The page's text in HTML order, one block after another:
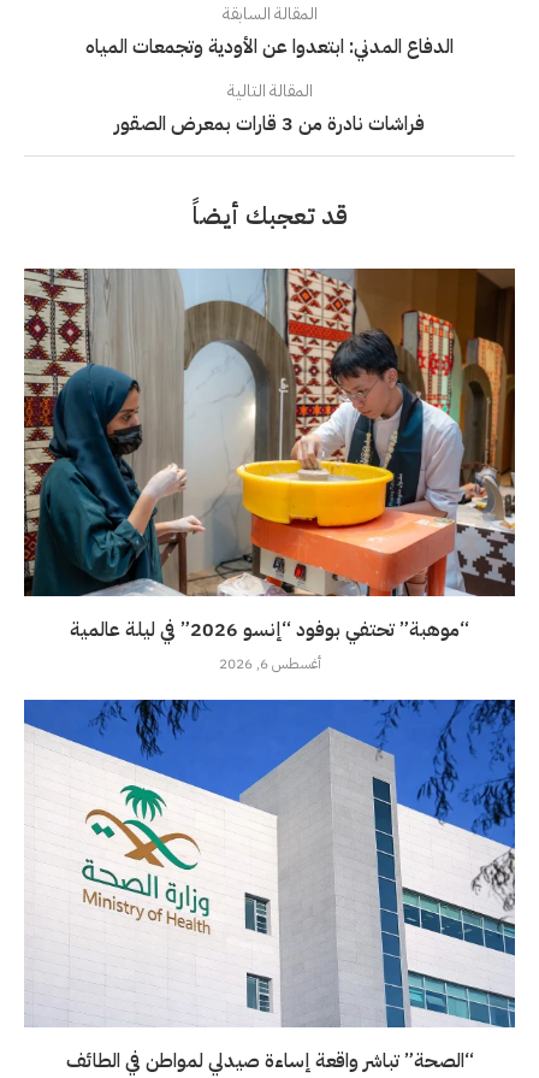
المقالة السابقة
الدفاع المدني: ابتعدوا عن الأودية وتجمعات المياه
المقالة التالية
فراشات نادرة من 3 قارات بمعرض الصقور
قد تعجبك أيضاً
“موهبة” تحتفي بوفود “إنسو 2026” في ليلة عالمية
أغسطس 6, 2026
“الصحة” تباشر واقعة إساءة صيدلي لمواطن في الطائف